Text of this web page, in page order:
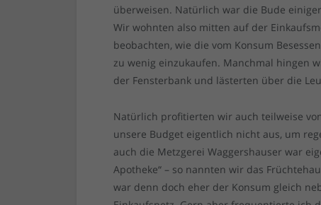
überweisen. Natürlich war die Bude
Wir wohnten also mitten auf der
beobachten, wie die vom Konsum
zu wenig einzukaufen. Manchmal hingen
der Fensterbank und lästerten über die
Natürlich profitierten wir auch teilweise
unsere Budget eigentlich nicht aus, um
auch die Metzgerei Waggershauser war
Apotheke“ – so nannten wir das
war denn doch eher der Konsum gleich